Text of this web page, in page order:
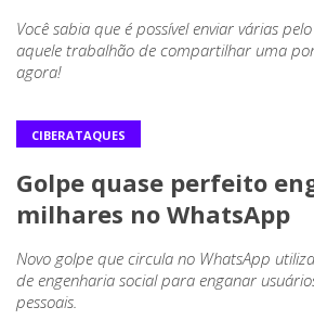
Você sabia que é possível enviar várias
aquele trabalhão de compartilhar uma
agora!
CIBERATAQUES
Golpe quase perfeito
milhares no WhatsApp
Novo golpe que circula no WhatsApp
de engenharia social para enganar
pessoais.